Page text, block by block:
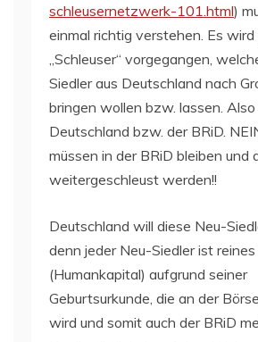
schleusernetzwerk-101.html)
einmal richtig verstehen. Es wird
„Schleuser“ vorgegangen,
Siedler aus Deutschland nach
bringen wollen bzw. lassen.
Deutschland bzw. der BRiD.
müssen in der BRiD bleiben und
weitergeschleust werden!!
Deutschland will diese Neu-
denn jeder Neu-Siedler ist
(Humankapital) aufgrund seiner
Geburtsurkunde, die an der
wird und somit auch der BRiD